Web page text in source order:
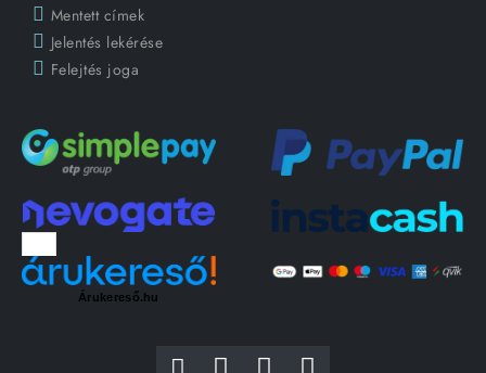
Mentett címek
Jelentés lekérése
Felejtés joga
Árukereső.hu